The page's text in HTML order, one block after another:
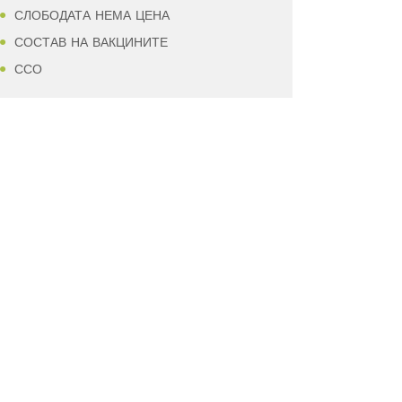
СЛОБОДАТА НЕМА ЦЕНА
СОСТАВ НА ВАКЦИНИТЕ
ССО